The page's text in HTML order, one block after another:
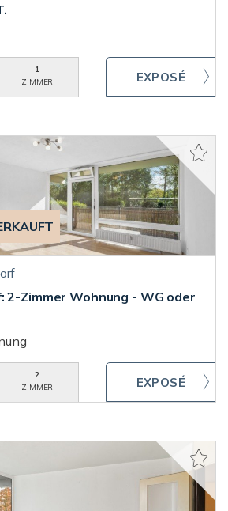
1
ZIMMER
2-Zimmer Wohnung - WG oder
2
ZIMMER